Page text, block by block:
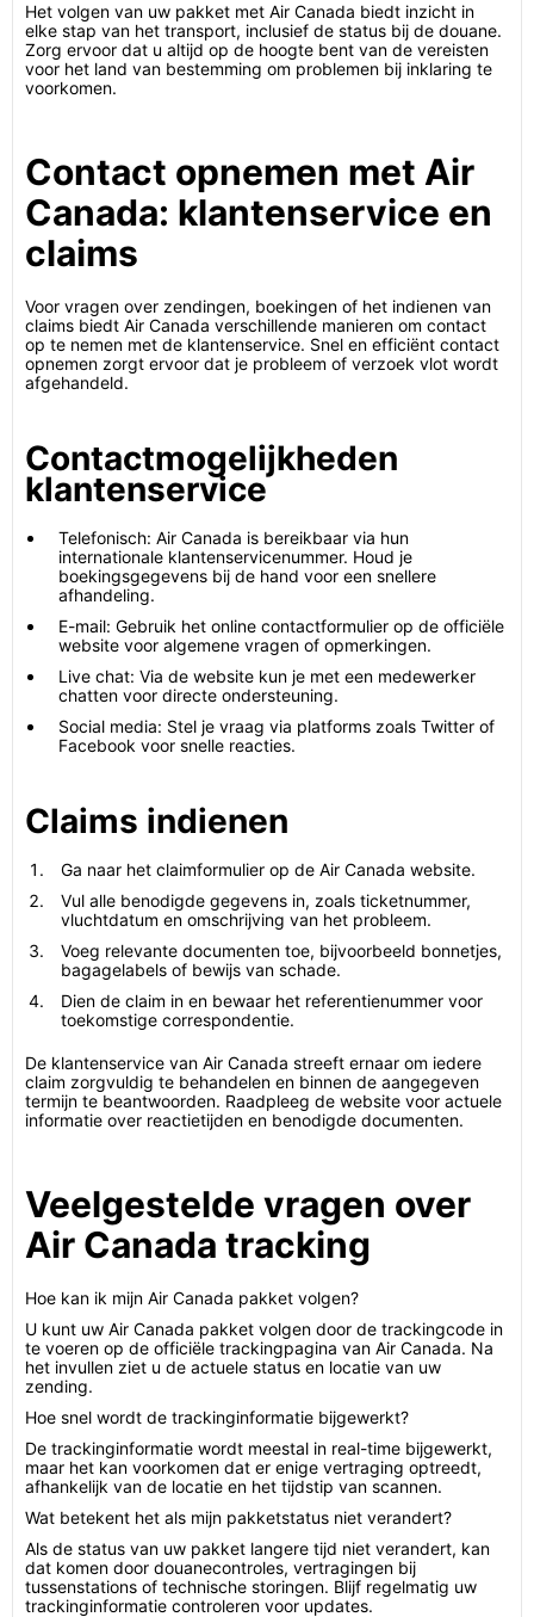
Het volgen van uw pakket met Air Canada biedt inzicht in
elke stap van het transport, inclusief de status bij de douane.
Zorg ervoor dat u altijd op de hoogte bent van de vereisten
voor het land van bestemming om problemen bij inklaring te
voorkomen.
Contact opnemen met Air
Canada: klantenservice en
claims
Voor vragen over zendingen, boekingen of het indienen van
claims biedt Air Canada verschillende manieren om contact
op te nemen met de klantenservice. Snel en efficiënt contact
opnemen zorgt ervoor dat je probleem of verzoek vlot wordt
afgehandeld.
Contactmogelijkheden
klantenservice
Telefonisch: Air Canada is bereikbaar via hun
internationale klantenservicenummer. Houd je
boekingsgegevens bij de hand voor een snellere
afhandeling.
E-mail: Gebruik het online contactformulier op de officiële
website voor algemene vragen of opmerkingen.
Live chat: Via de website kun je met een medewerker
chatten voor directe ondersteuning.
Social media: Stel je vraag via platforms zoals Twitter of
Facebook voor snelle reacties.
Claims indienen
Ga naar het claimformulier op de Air Canada website.
Vul alle benodigde gegevens in, zoals ticketnummer,
vluchtdatum en omschrijving van het probleem.
Voeg relevante documenten toe, bijvoorbeeld bonnetjes,
bagagelabels of bewijs van schade.
Dien de claim in en bewaar het referentienummer voor
toekomstige correspondentie.
De klantenservice van Air Canada streeft ernaar om iedere
claim zorgvuldig te behandelen en binnen de aangegeven
termijn te beantwoorden. Raadpleeg de website voor actuele
informatie over reactietijden en benodigde documenten.
Veelgestelde vragen over
Air Canada tracking
Hoe kan ik mijn Air Canada pakket volgen?
U kunt uw Air Canada pakket volgen door de trackingcode in
te voeren op de officiële trackingpagina van Air Canada. Na
het invullen ziet u de actuele status en locatie van uw
zending.
Hoe snel wordt de trackinginformatie bijgewerkt?
De trackinginformatie wordt meestal in real-time bijgewerkt,
maar het kan voorkomen dat er enige vertraging optreedt,
afhankelijk van de locatie en het tijdstip van scannen.
Wat betekent het als mijn pakketstatus niet verandert?
Als de status van uw pakket langere tijd niet verandert, kan
dat komen door douanecontroles, vertragingen bij
tussenstations of technische storingen. Blijf regelmatig uw
trackinginformatie controleren voor updates.